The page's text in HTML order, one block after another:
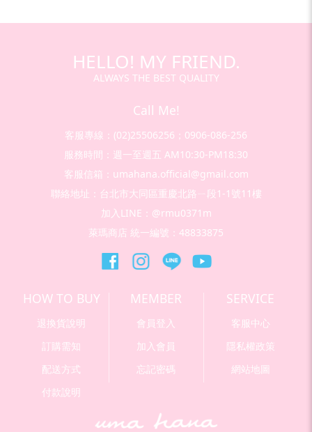
HELLO! MY FRIEND.
ALWAYS THE BEST QUALITY
Call Me!
客服專線：(02)25506256；0906-086-256
服務時間：週一至週五 AM10:30-PM18:30
客服信箱：umahana.official@gmail.com
聯絡地址：台北市大同區重慶北路ㄧ段1-1號11樓
加入LINE：@rmu0371m
萊瑪商店 統一編號：48833875
HOW TO BUY
退換貨說明
訂購需知
配送方式
付款說明
MEMBER
會員登入
加入會員
忘記密碼
SERVICE
客服中心
隱私權政策
網站地圖